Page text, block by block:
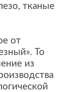
тканые
от
То
из